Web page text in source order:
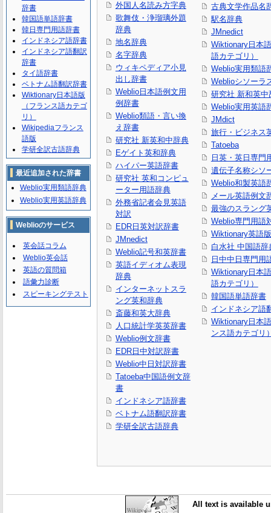
外国人名読み方字典
歌舞伎・浄瑠璃外題
辞典
地名辞典
名字辞典
ウィキペディア小見
出し辞書
Weblio日本語例文用
例辞書
Weblio類語・言い換
え辞書
研究社 新英和中辞典
Eゲイト英和辞典
ハイパー英語辞書
研究社 英和コンピュ
ーター用語辞典
外務省記者会見英語
対訳
EDR日英対訳辞書
JMnedict
Weblio記号和英辞書
英語イディオム表現
辞典
インターネットスラ
ング英和辞典
斎藤和英大辞典
人口統計学英英辞書
Weblio例文辞書
EDR日中対訳辞書
Weblio中日対訳辞書
Tatoeba中国語例文辞
書
インドネシア語辞書
ベトナム語翻訳辞書
学研全訳古語辞典
古典文学作品名
駅名辞典
JMnedict
Wiktionary日本
語カテゴリ）
Weblio実用類語
Weblioシソーラ
研究社 新和英中
Weblio実用英語
JMdict
旅行・ビジネス
Tatoeba
日英・英日専門
遺伝子名称シソ
Weblio和製英語
メール英語例文
最強のスラング
Weblio専門用語
Wiktionary英語版
白水社 中国語辞
日中中日専門用
Wiktionary日本
語カテゴリ）
韓国語単語辞書
インドネシア語
Wiktionary日本
ンス語カテゴリ
辞書
韓国語単語辞書
韓日専門用語辞書
インドネシア語辞書
インドネシア語翻訳
辞書
タイ語辞書
ベトナム語翻訳辞書
Wiktionary日本語版
（フランス語カテゴ
リ）
Wikipediaフランス
語版
学研全訳古語辞典
最近追加された辞書
Weblio実用類語辞典
Weblio実用英語辞典
Weblioのサービス
英会話コラム
Weblio英会話
英語の質問箱
語彙力診断
スピーキングテスト
All text is available